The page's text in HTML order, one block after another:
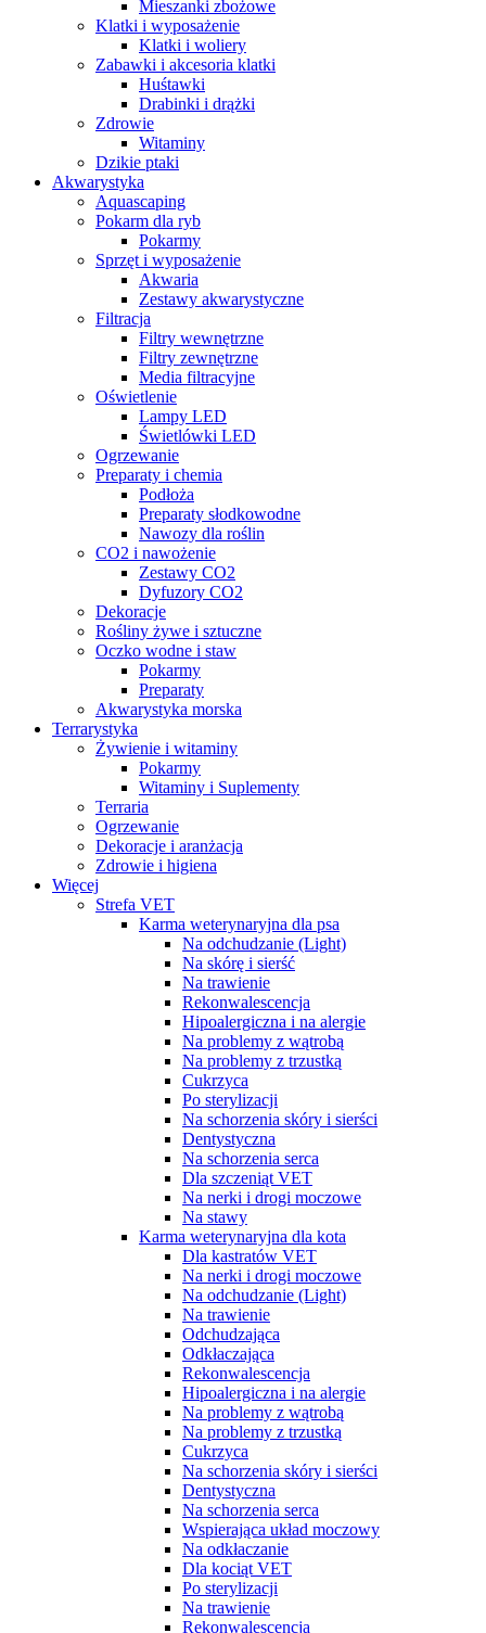
Mieszanki zbożowe
Klatki i wyposażenie
Klatki i woliery
Zabawki i akcesoria klatki
Huśtawki
Drabinki i drążki
Zdrowie
Witaminy
Dzikie ptaki
Akwarystyka
Aquascaping
Pokarm dla ryb
Pokarmy
Sprzęt i wyposażenie
Akwaria
Zestawy akwarystyczne
Filtracja
Filtry wewnętrzne
Filtry zewnętrzne
Media filtracyjne
Oświetlenie
Lampy LED
Świetlówki LED
Ogrzewanie
Preparaty i chemia
Podłoża
Preparaty słodkowodne
Nawozy dla roślin
CO2 i nawożenie
Zestawy CO2
Dyfuzory CO2
Dekoracje
Rośliny żywe i sztuczne
Oczko wodne i staw
Pokarmy
Preparaty
Akwarystyka morska
Terrarystyka
Żywienie i witaminy
Pokarmy
Witaminy i Suplementy
Terraria
Ogrzewanie
Dekoracje i aranżacja
Zdrowie i higiena
Więcej
Strefa VET
Karma weterynaryjna dla psa
Na odchudzanie (Light)
Na skórę i sierść
Na trawienie
Rekonwalescencja
Hipoalergiczna i na alergie
Na problemy z wątrobą
Na problemy z trzustką
Cukrzyca
Po sterylizacji
Na schorzenia skóry i sierści
Dentystyczna
Na schorzenia serca
Dla szczeniąt VET
Na nerki i drogi moczowe
Na stawy
Karma weterynaryjna dla kota
Dla kastratów VET
Na nerki i drogi moczowe
Na odchudzanie (Light)
Na trawienie
Odchudzająca
Odkłaczająca
Rekonwalescencja
Hipoalergiczna i na alergie
Na problemy z wątrobą
Na problemy z trzustką
Cukrzyca
Na schorzenia skóry i sierści
Dentystyczna
Na schorzenia serca
Wspierająca układ moczowy
Na odkłaczanie
Dla kociąt VET
Po sterylizacji
Na trawienie
Rekonwalescencja